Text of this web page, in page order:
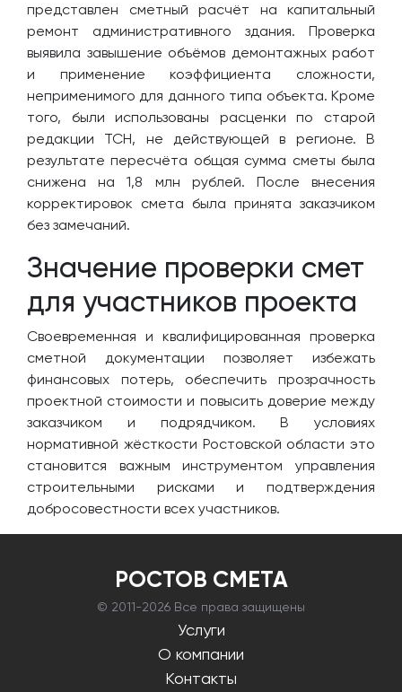
представлен сметный расчёт на капитальный
ремонт административного здания. Проверка
выявила завышение объёмов демонтажных работ
и применение коэффициента сложности,
неприменимого для данного типа объекта. Кроме
того, были использованы расценки по старой
редакции ТСН, не действующей в регионе. В
результате пересчёта общая сумма сметы была
снижена на 1,8 млн рублей. После внесения
корректировок смета была принята заказчиком
без замечаний.
Значение проверки смет
для участников проекта
Своевременная и квалифицированная проверка
сметной документации позволяет избежать
финансовых потерь, обеспечить прозрачность
проектной стоимости и повысить доверие между
заказчиком и подрядчиком. В условиях
нормативной жёсткости Ростовской области это
становится важным инструментом управления
строительными рисками и подтверждения
добросовестности всех участников.
РОСТОВ СМЕТА
© 2011-2026 Все права защищены
Услуги
О компании
Контакты